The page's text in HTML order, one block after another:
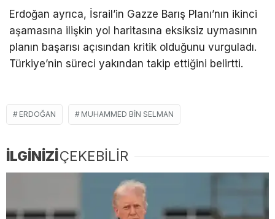
Erdoğan ayrıca, İsrail’in Gazze Barış Planı’nın ikinci
aşamasına ilişkin yol haritasına eksiksiz uymasının
planın başarısı açısından kritik olduğunu vurguladı.
Türkiye’nin süreci yakından takip ettiğini belirtti.
ERDOĞAN MUHAMMED BIN SELMAN
İLGİNİZİÇEKEBİLİR